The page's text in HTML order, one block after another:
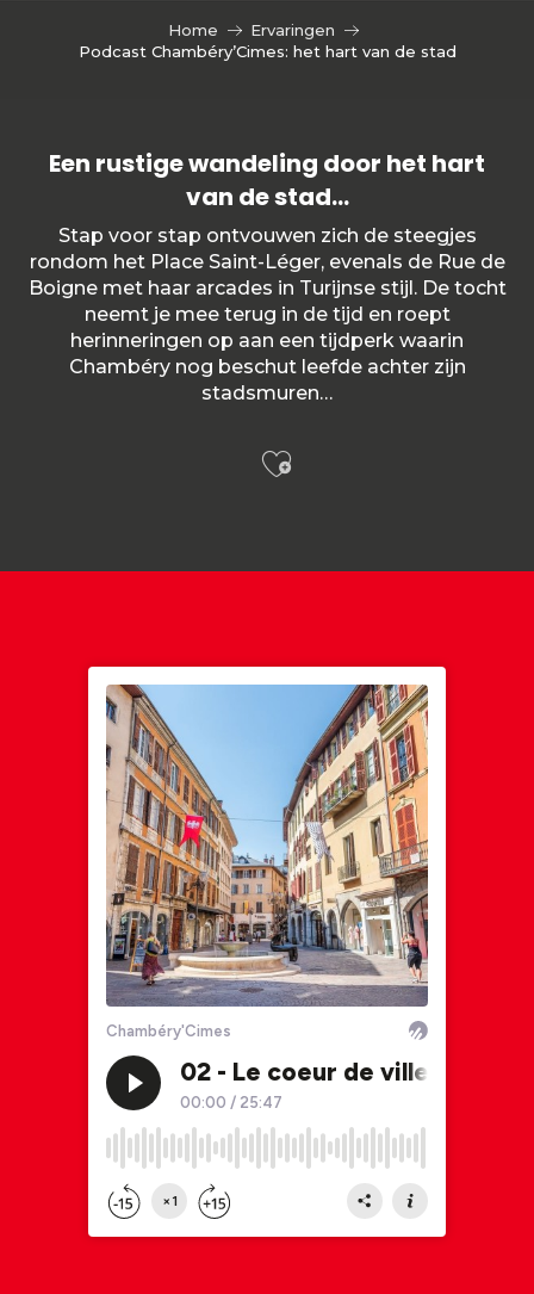
Home
Ervaringen
Podcast Chambéry’Cimes: het hart van de stad
Een rustige wandeling door het hart
van de stad…
Stap voor stap ontvouwen zich de steegjes
rondom het Place Saint-Léger, evenals de Rue de
Boigne met haar arcades in Turijnse stijl. De tocht
neemt je mee terug in de tijd en roept
herinneringen op aan een tijdperk waarin
Chambéry nog beschut leefde achter zijn
stadsmuren…
Ajouter aux